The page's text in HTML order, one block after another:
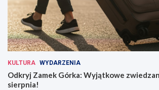
KULTURA WYDARZENIA
Odkryj Zamek Górka: Wyjątkowe
sierpnia!